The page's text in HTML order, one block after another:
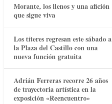
Morante, los llenos y una afición
que sigue viva
Los títeres regresan este sábado a
la Plaza del Castillo con una
nueva función gratuita
Adrián Ferreras recorre 26 años
de trayectoria artística en la
exposición «Reencuentro»